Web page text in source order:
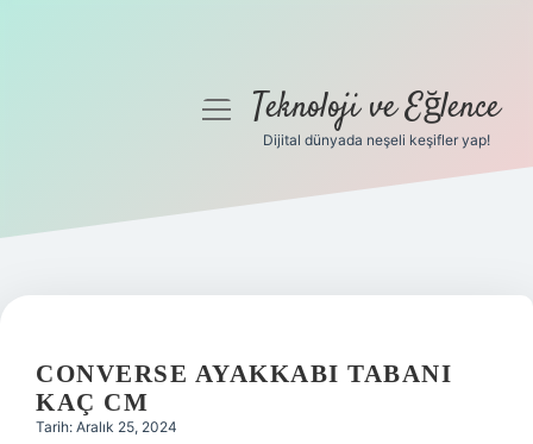
Gizlilik Politikası
Yasal Uyarı
menüyüTeknoloji ve Eğlence
Dijital dünyada neşeli keşifler yap!
CONVERSE AYAKKABI TABANI
KAÇ CM
Tarih: Aralık 25, 2024